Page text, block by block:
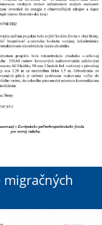
migračných